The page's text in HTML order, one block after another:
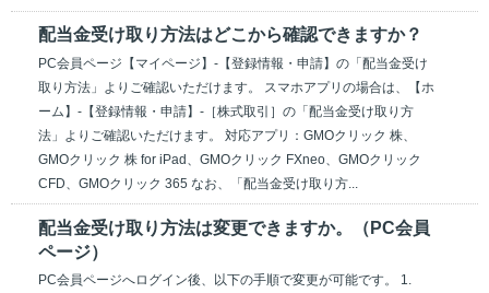
配当金受け取り方法はどこから確認できますか？
PC会員ページ【マイページ】-【登録情報・申請】の「配当金受け
取り方法」よりご確認いただけます。 スマホアプリの場合は、【ホ
ーム】-【登録情報・申請】-［株式取引］の「配当金受け取り方
法」よりご確認いただけます。 対応アプリ：GMOクリック 株、
GMOクリック 株 for iPad、GMOクリック FXneo、GMOクリック
CFD、GMOクリック 365 なお、「配当金受け取り方...
配当金受け取り方法は変更できますか。（PC会員
ページ）
PC会員ページへログイン後、以下の手順で変更が可能です。 1.